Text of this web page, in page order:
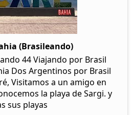
(Brasileando)
44 Viajando por Brasil
Dos Argentinos por Brasil
Visitamos a un amigo en
la playa de Sargi. y
sus playas